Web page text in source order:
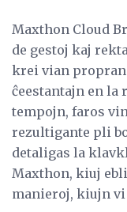
Maxthon Cloud
de gestoj kaj
krei vian
ĉeestantajn en
tempojn, faros
rezultigante pli
detaligas la
Maxthon, kiuj
manieroj, kiujn vi